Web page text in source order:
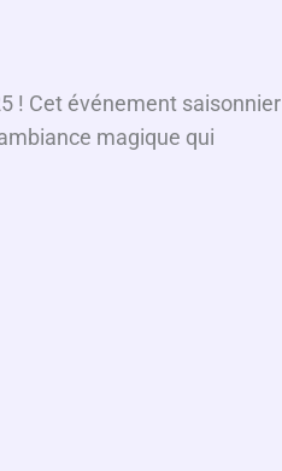
! Cet événement saisonnier
magique qui